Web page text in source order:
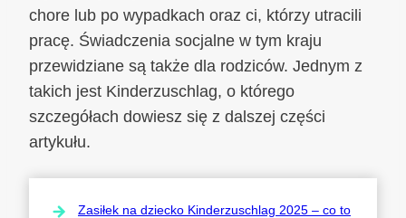
chore lub po wypadkach oraz ci, którzy utracili
pracę. Świadczenia socjalne w tym kraju
przewidziane są także dla rodziców. Jednym z
takich jest Kinderzuschlag, o którego
szczegółach dowiesz się z dalszej części
artykułu.
Zasiłek na dziecko Kinderzuschlag 2025 – co to